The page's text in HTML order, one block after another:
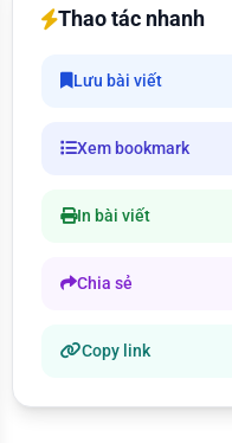
Thao tác nhanh
Lưu bài viết
Xem bookmark
In bài viết
Chia sẻ
Copy link